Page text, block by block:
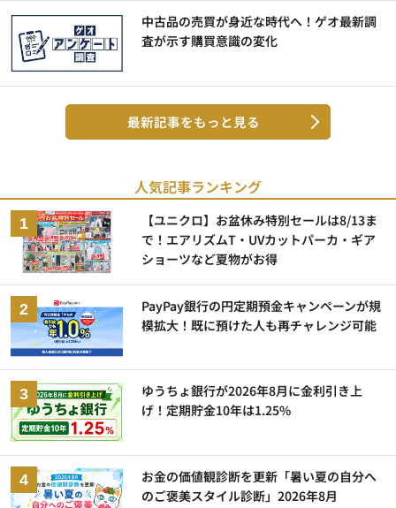
中古品の売買が身近な時代へ！ゲオ最新調
査が示す購買意識の変化
最新記事をもっと見る
人気記事ランキング
【ユニクロ】お盆休み特別セールは8/13ま
で！エアリズムT・UVカットパーカ・ギア
ショーツなど夏物がお得
PayPay銀行の円定期預金キャンペーンが規
模拡大！既に預けた人も再チャレンジ可能
ゆうちょ銀行が2026年8月に金利引き上
げ！定期貯金10年は1.25%
お金の価値観診断を更新「暑い夏の自分へ
のご褒美スタイル診断」2026年8月